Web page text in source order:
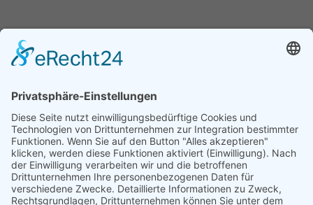
Kleine Anfrage - 6. Juli 2026 -
21/6640
Bundesregierung für jüdisches Leben
in Deutschland und den Kampf
gegen Antisemitismus
Weiterlesen
Nächste